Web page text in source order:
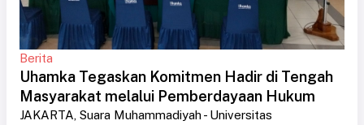
Berita
Uhamka Tegaskan Komitmen Hadir di Tengah
Masyarakat melalui Pemberdayaan Hukum
JAKARTA, Suara Muhammadiyah - Universitas